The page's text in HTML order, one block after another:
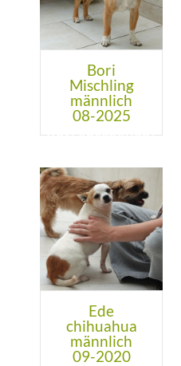
Bori
Mischling
männlich
08-2025
Ede
chihuahua
männlich
09-2020